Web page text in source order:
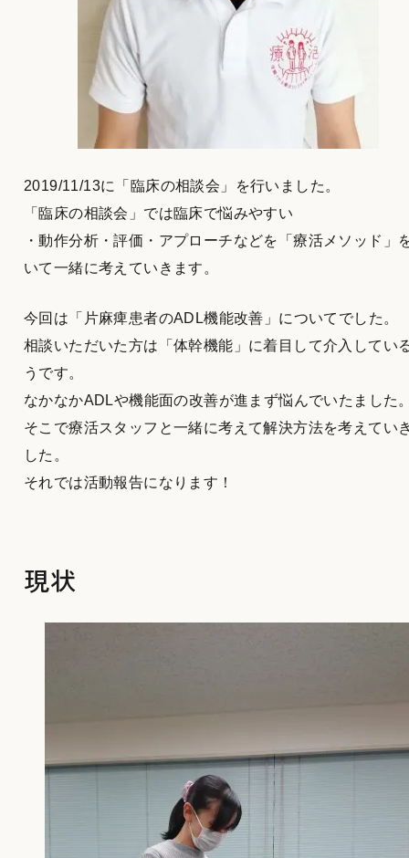
2019/11/13に「臨床の相談会」を行いました。
「臨床の相談会」では臨床で悩みやすい
・動作分析・評価・アプローチなどを「療活メソッド」
いて一緒に考えていきます。
今回は「片麻痺患者のADL機能改善」についてでした。
相談いただいた方は「体幹機能」に着目して介入してい
うです。
なかなかADLや機能面の改善が進まず悩んでいたました
そこで療活スタッフと一緒に考えて解決方法を考えてい
した。
それでは活動報告になります！
現状